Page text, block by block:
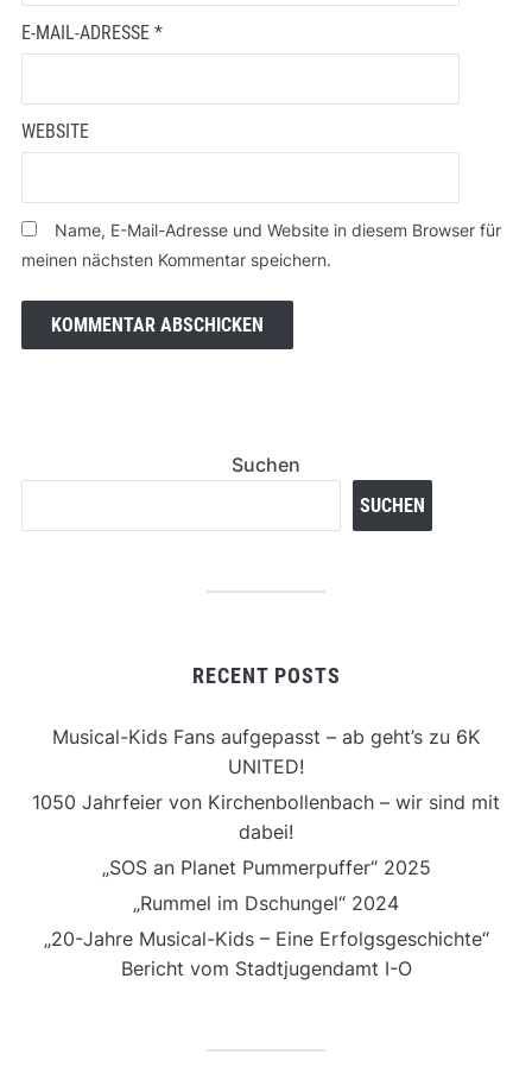
E-MAIL-ADRESSE *
WEBSITE
Name, E-Mail-Adresse und Website in diesem Browser für
meinen nächsten Kommentar speichern.
Suchen
SUCHEN
RECENT POSTS
Musical-Kids Fans aufgepasst – ab geht’s zu 6K
UNITED!
1050 Jahrfeier von Kirchenbollenbach – wir sind mit
dabei!
„SOS an Planet Pummerpuffer“ 2025
„Rummel im Dschungel“ 2024
„20-Jahre Musical-Kids – Eine Erfolgsgeschichte“
Bericht vom Stadtjugendamt I-O